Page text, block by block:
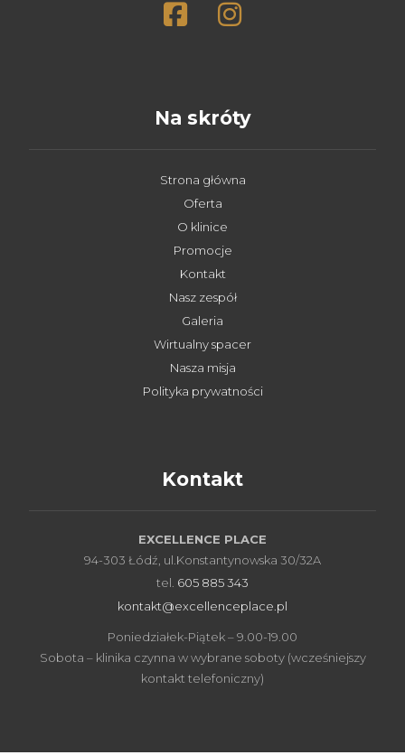
Na skróty
Strona główna
Oferta
O klinice
Promocje
Kontakt
Nasz zespół
Galeria
Wirtualny spacer
Nasza misja
Polityka prywatności
Kontakt
EXCELLENCE PLACE
94-303 Łódź, ul.Konstantynowska 30/32A
tel. 605 885 343
kontakt@excellenceplace.pl
Poniedziałek-Piątek – 9.00-19.00
Sobota – klinika czynna w wybrane soboty (wcześniejszy
kontakt telefoniczny)